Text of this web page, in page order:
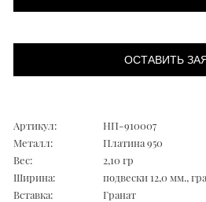
ОСТАВИТЬ
Артикул:
НП-910007
Металл:
Платина 950
Вес:
2,10 гр
Ширина:
подвески 12,0 мм.,
Вставка:
Гранат